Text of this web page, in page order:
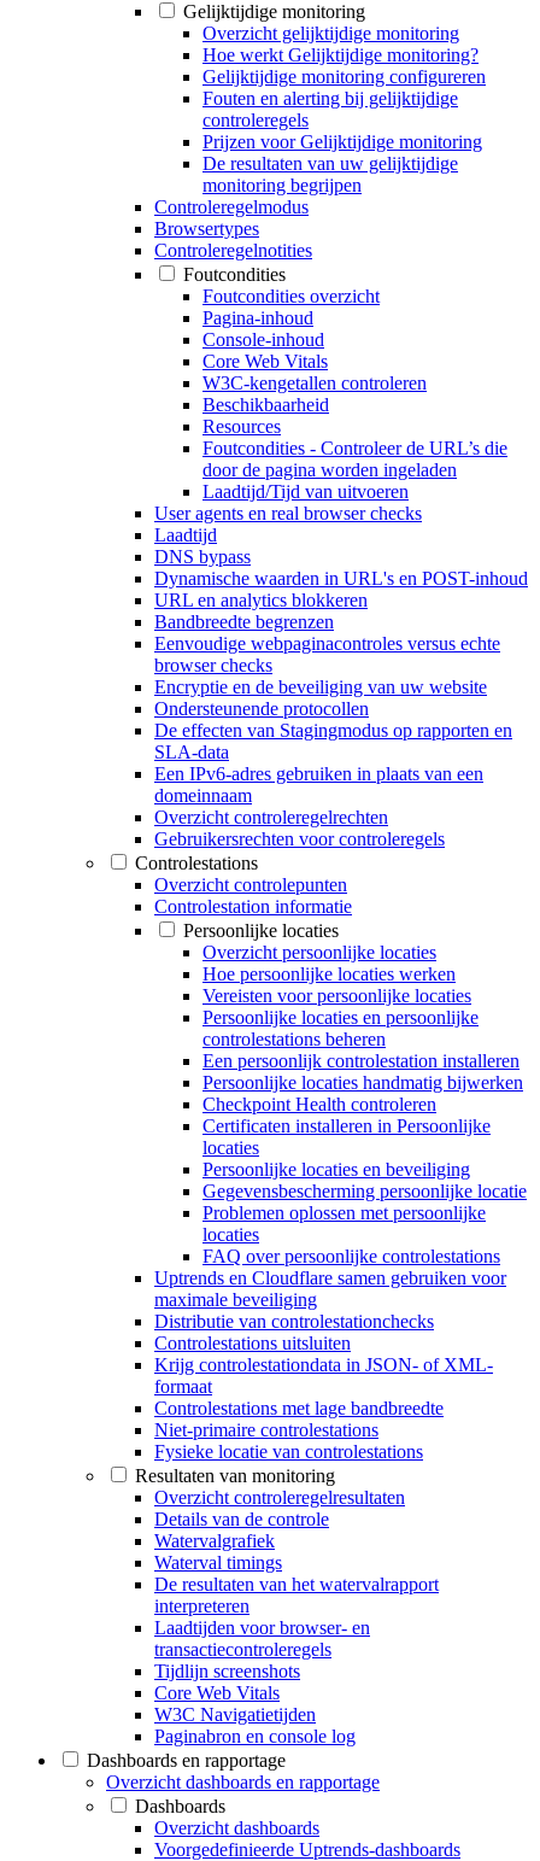
Gelijktijdige monitoring
Overzicht gelijktijdige monitoring
Hoe werkt Gelijktijdige monitoring?
Gelijktijdige monitoring configureren
Fouten en alerting bij gelijktijdige
controleregels
Prijzen voor Gelijktijdige monitoring
De resultaten van uw gelijktijdige
monitoring begrijpen
Controleregelmodus
Browsertypes
Controleregelnotities
Foutcondities
Foutcondities overzicht
Pagina-inhoud
Console-inhoud
Core Web Vitals
W3C-kengetallen controleren
Beschikbaarheid
Resources
Foutcondities - Controleer de URL’s die
door de pagina worden ingeladen
Laadtijd/Tijd van uitvoeren
User agents en real browser checks
Laadtijd
DNS bypass
Dynamische waarden in URL's en POST-inhoud
URL en analytics blokkeren
Bandbreedte begrenzen
Eenvoudige webpaginacontroles versus echte
browser checks
Encryptie en de beveiliging van uw website
Ondersteunende protocollen
De effecten van Stagingmodus op rapporten en
SLA-data
Een IPv6-adres gebruiken in plaats van een
domeinnaam
Overzicht controleregelrechten
Gebruikersrechten voor controleregels
Controlestations
Overzicht controlepunten
Controlestation informatie
Persoonlijke locaties
Overzicht persoonlijke locaties
Hoe persoonlijke locaties werken
Vereisten voor persoonlijke locaties
Persoonlijke locaties en persoonlijke
controlestations beheren
Een persoonlijk controlestation installeren
Persoonlijke locaties handmatig bijwerken
Checkpoint Health controleren
Certificaten installeren in Persoonlijke
locaties
Persoonlijke locaties en beveiliging
Gegevensbescherming persoonlijke locatie
Problemen oplossen met persoonlijke
locaties
FAQ over persoonlijke controlestations
Uptrends en Cloudflare samen gebruiken voor
maximale beveiliging
Distributie van controlestationchecks
Controlestations uitsluiten
Krijg controlestationdata in JSON- of XML-
formaat
Controlestations met lage bandbreedte
Niet-primaire controlestations
Fysieke locatie van controlestations
Resultaten van monitoring
Overzicht controleregelresultaten
Details van de controle
Watervalgrafiek
Waterval timings
De resultaten van het watervalrapport
interpreteren
Laadtijden voor browser- en
transactiecontroleregels
Tijdlijn screenshots
Core Web Vitals
W3C Navigatietijden
Paginabron en console log
Dashboards en rapportage
Overzicht dashboards en rapportage
Dashboards
Overzicht dashboards
Voorgedefinieerde Uptrends-dashboards